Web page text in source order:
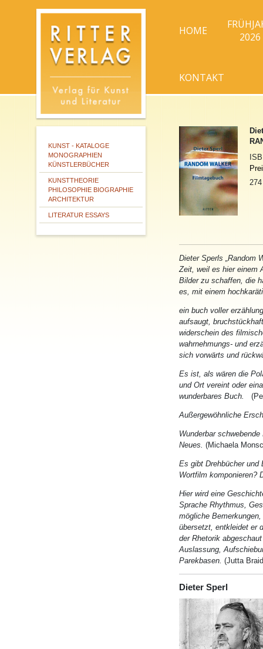
HOME
2026
KONTAKT
KUNST - KATALOGE
MONOGRAPHIEN
KÜNSTLERBÜCHER
KUNSTTHEORIE
PHILOSOPHIE BIOGRAPHIE
ARCHITEKTUR
LITERATUR ESSAYS
Dieter Sperls „ Random
Zeit, weil es hier einem
Bilder zu schaffen, die
es, mit einem
ein buch voller
aufsaugt,
widerschein des
wahrnehmungs- und
sich vorwärts und
Es ist, als wären die
und Ort vereint oder
wunderbares Buch.
Außergewöhnliche
Wunderbar
Neues. (Michaela
Es gibt Drehbücher und
Wortfilm
Hier wird eine
Sprache Rhythmus,
mögliche
übersetzt, entkleidet er
der Rhetorik
Auslassung,
Parekbasen. (Jutta
Dieter Sperl